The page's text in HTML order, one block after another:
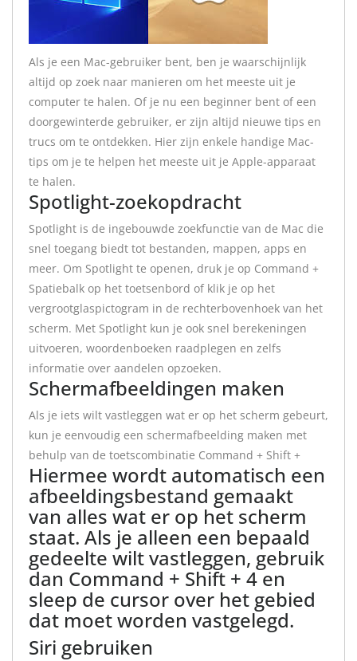
Als je een Mac-gebruiker bent, ben je waarschijnlijk
altijd op zoek naar manieren om het meeste uit je
computer te halen. Of je nu een beginner bent of een
doorgewinterde gebruiker, er zijn altijd nieuwe tips en
trucs om te ontdekken. Hier zijn enkele handige Mac-
tips om je te helpen het meeste uit je Apple-apparaat
te halen.
Spotlight-zoekopdracht
Spotlight is de ingebouwde zoekfunctie van de Mac die
snel toegang biedt tot bestanden, mappen, apps en
meer. Om Spotlight te openen, druk je op Command +
Spatiebalk op het toetsenbord of klik je op het
vergrootglaspictogram in de rechterbovenhoek van het
scherm. Met Spotlight kun je ook snel berekeningen
uitvoeren, woordenboeken raadplegen en zelfs
informatie over aandelen opzoeken.
Schermafbeeldingen maken
Als je iets wilt vastleggen wat er op het scherm gebeurt,
kun je eenvoudig een schermafbeelding maken met
behulp van de toetscombinatie Command + Shift +
Hiermee wordt automatisch een
afbeeldingsbestand gemaakt
van alles wat er op het scherm
staat. Als je alleen een bepaald
gedeelte wilt vastleggen, gebruik
dan Command + Shift + 4 en
sleep de cursor over het gebied
dat moet worden vastgelegd.
Siri gebruiken